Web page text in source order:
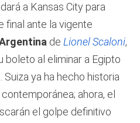
a Kansas City para
final ante la vigente
de Lionel Scaloni,
al eliminar a Egipto
ya ha hecho historia
ahora, el
el golpe definitivo